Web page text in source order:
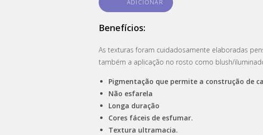
ADICIONAR
Benefícios:
As texturas foram cuidadosamente elaboradas
também a aplicação no rosto como blush/
Pigmentação que permite a construção de
Não esfarela
Longa duração
Cores fáceis de esfumar.
Textura ultramacia.